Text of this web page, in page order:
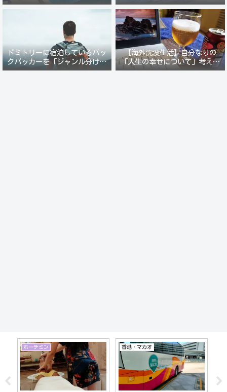
き新築コンドでステーキ&ウオ
うと思ったのか？
ドミトリーに宿泊しているバッ
クパッカーを「ジャンル分けし
て人間観察」が楽しい。
【海外沈没生活】自分なりの
「人生の幸せについて」考えて
みる。
ホーチミン マニラ